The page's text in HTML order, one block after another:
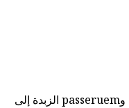
دعونا نبدأ مع إعداد البصل. قطع أنصاف وpasseruem الزبدة إلى